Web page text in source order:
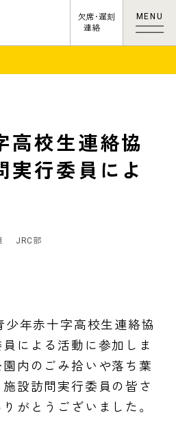
欠席･遅刻
連絡
MENU
高校生連絡協
実行委員によ
JRC部
少年赤十字高校生連絡協
による活動に参加しま
内のごみ拾いや落ち葉
設訪問実行委員の皆さ
がとうございました。